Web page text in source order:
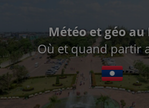
Météo et géo au
Où et quand partir